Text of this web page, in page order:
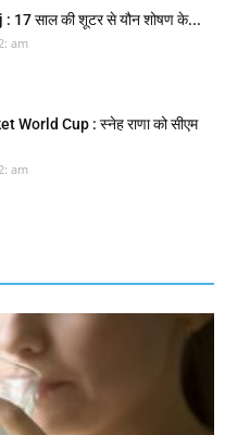
17 साल की शूटर से यौन शोषण के...
am
World Cup : स्नेह राणा को सीएम
am